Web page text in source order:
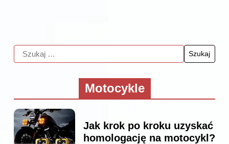
Motocykle
Jak krok po kroku uzyskać
homologację na motocykl?